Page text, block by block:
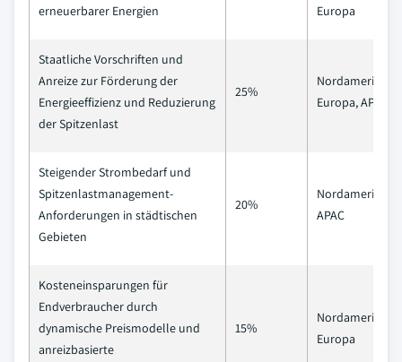
erneuerbarer Energien
Europa
Staatliche Vorschriften und
Anreize zur Förderung der
Energieeffizienz und Reduzierung
der Spitzenlast
25%
Nordamerika,
Europa, APAC
Steigender Strombedarf und
Spitzenlastmanagement-
Anforderungen in städtischen
Gebieten
20%
Nordamerika,
APAC
Kosteneinsparungen für
Endverbraucher durch
dynamische Preismodelle und
anreizbasierte
15%
Nordamerika,
Europa